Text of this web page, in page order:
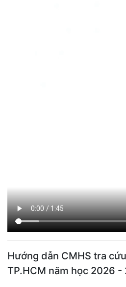
Hướng dẫn CMHS tra
TP.HCM năm học 2026 -